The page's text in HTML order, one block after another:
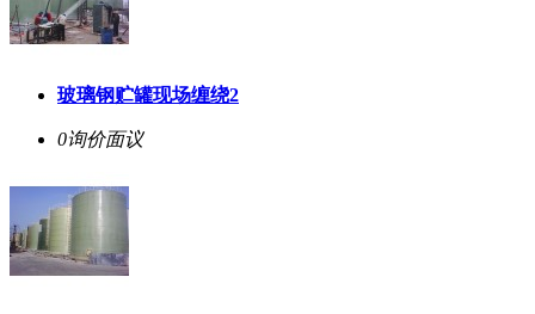
玻璃钢贮罐现场缠绕2
0询价面议